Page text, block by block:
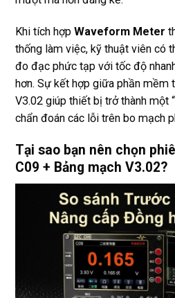
Khi tích hợp Waveform Meter
thống làm việc, kỹ thuật viên có
đo đạc phức tạp với tốc độ
hơn. Sự kết hợp giữa phần mềm
V3.02 giúp thiết bị trở thành một
chẩn đoán các lỗi trên bo mạch
Tại sao bạn nên chọn
C09 + Bảng mạch V3.02?